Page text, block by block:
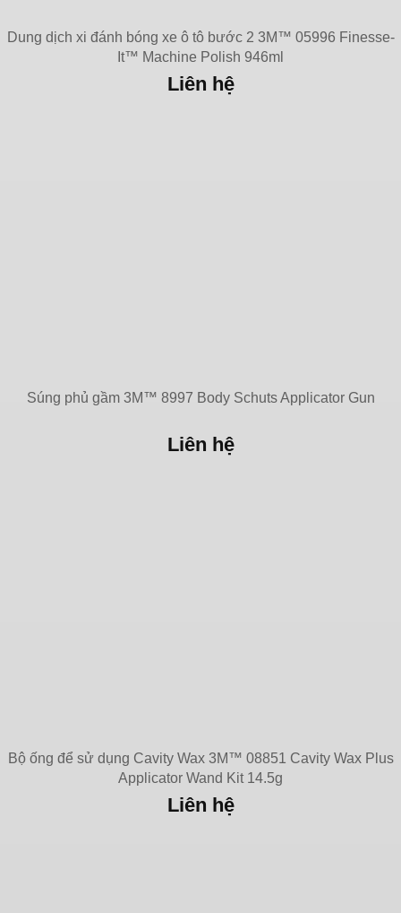
Dung dịch xi đánh bóng xe ô tô bước 2 3M™ 05996 Finesse-
It™ Machine Polish 946ml
Liên hệ
Súng phủ gầm 3M™ 8997 Body Schuts Applicator Gun
Liên hệ
Bộ ống để sử dụng Cavity Wax 3M™ 08851 Cavity Wax Plus
Applicator Wand Kit 14.5g
Liên hệ